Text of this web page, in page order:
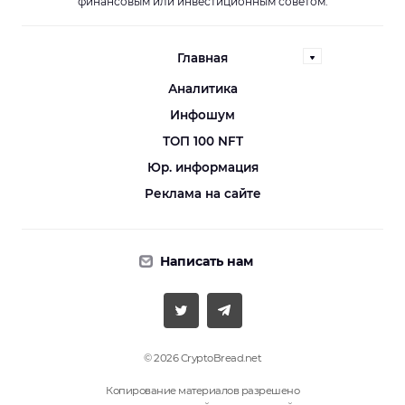
Главная
Аналитика
Инфошум
ТОП 100 NFT
Юр. информация
Реклама на сайте
Написать нам
© 2026 CryptoBread.net
Копирование материалов разрешено